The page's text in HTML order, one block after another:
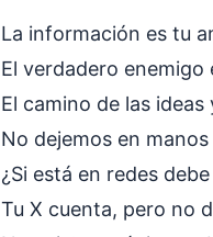
La información es tu
El verdadero enemigo
El camino de las
No dejemos en
¿Si está en redes
Tu X cuenta, pero no